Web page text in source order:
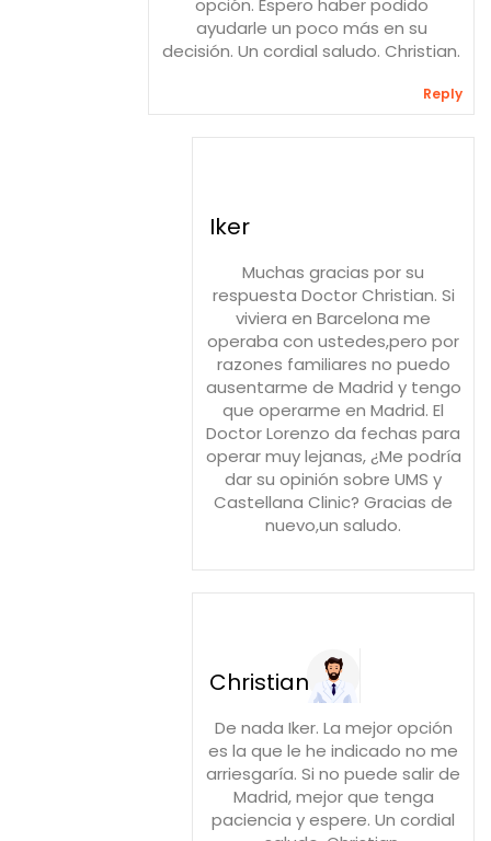
ayudarle un poco más en su
decisión. Un cordial saludo. Christian.
Reply
Iker
Muchas gracias por su
respuesta Doctor Christian. Si
viviera en Barcelona me
operaba con ustedes,pero por
razones familiares no puedo
ausentarme de Madrid y tengo
que operarme en Madrid. El
Doctor Lorenzo da fechas para
operar muy lejanas, ¿Me podría
dar su opinión sobre UMS y
Castellana Clinic? Gracias de
nuevo,un saludo.
Christian
De nada Iker. La mejor opción
es la que le he indicado no me
arriesgaría. Si no puede salir de
Madrid, mejor que tenga
paciencia y espere. Un cordial